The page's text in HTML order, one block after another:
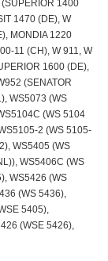
1400
1470 (DE), W
MONDIA 1220
11 (CH), W 911, W
1600 (DE),
(SENATOR
WS5073 (WS
(WS 5104
2 (WS 5105-
WS5405 (WS
WS5406C (WS
WS5426 (WS
(WS 5436),
5405),
(WSE 5426),